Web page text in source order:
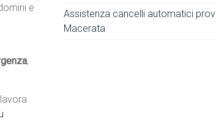
e
,
Assistenza cancelli automatici
Macerata